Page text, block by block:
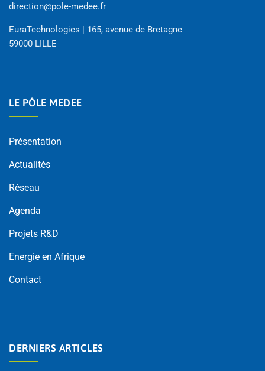
direction@pole-medee.fr
EuraTechnologies | 165, avenue de Bretagne
59000 LILLE
LE PÔLE MEDEE
Présentation
Actualités
Réseau
Agenda
Projets R&D
Energie en Afrique
Contact
DERNIERS ARTICLES